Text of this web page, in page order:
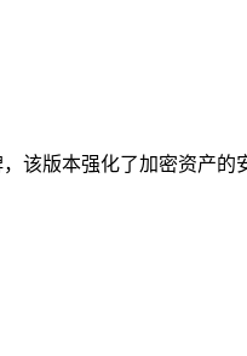
该版本强化了加密资产